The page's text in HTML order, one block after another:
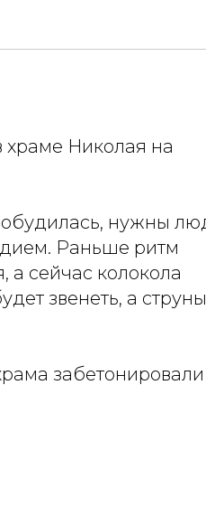
Сусекам» в
храме Николая на
нужны
Раньше ритм
а сейчас колокола
звенеть, а струны
забетонировали